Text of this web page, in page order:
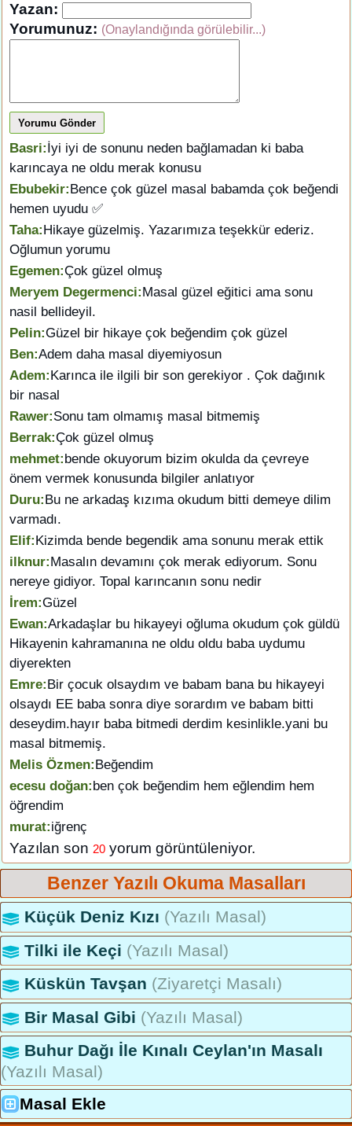
Yazan:
Yorumunuz: (Onaylandığında görülebilir...)
Yorumu Gönder
Basri:İyi iyi de sonunu neden bağlamadan ki baba
karıncaya ne oldu merak konusu
Ebubekir:Bence çok güzel masal babamda çok beğendi
hemen uyudu ✅
Taha:Hikaye güzelmiş. Yazarımıza teşekkür ederiz.
Oğlumun yorumu
Egemen:Çok güzel olmuş
Meryem Degermenci:Masal güzel eğitici ama sonu
nasil bellideyil.
Pelin:Güzel bir hikaye çok beğendim çok güzel
Ben:Adem daha masal diyemiyosun
Adem:Karınca ile ilgili bir son gerekiyor . Çok dağınık
bir nasal
Rawer:Sonu tam olmamış masal bitmemiş
Berrak:Çok güzel olmuş
mehmet:bende okuyorum bizim okulda da çevreye
önem vermek konusunda bilgiler anlatıyor
Duru:Bu ne arkadaş kızıma okudum bitti demeye dilim
varmadı.
Elif:Kizimda bende begendik ama sonunu merak ettik
ilknur:Masalın devamını çok merak ediyorum. Sonu
nereye gidiyor. Topal karıncanın sonu nedir
İrem:Güzel
Ewan:Arkadaşlar bu hikayeyi oğluma okudum çok güldü
Hikayenin kahramanına ne oldu oldu baba uydumu
diyerekten
Emre:Bir çocuk olsaydım ve babam bana bu hikayeyi
olsaydı EE baba sonra diye sorardım ve babam bitti
deseydim.hayır baba bitmedi derdim kesinlikle.yani bu
masal bitmemiş.
Melis Özmen:Beğendim
ecesu doğan:ben çok beğendim hem eğlendim hem
öğrendim
murat:iğrenç
Yazılan son 20 yorum görüntüleniyor.
Benzer Yazılı Okuma Masalları
Küçük Deniz Kızı (Yazılı Masal)
Tilki ile Keçi (Yazılı Masal)
Küskün Tavşan (Ziyaretçi Masalı)
Bir Masal Gibi (Yazılı Masal)
Buhur Dağı İle Kınalı Ceylan'ın Masalı
(Yazılı Masal)
Masal Ekle